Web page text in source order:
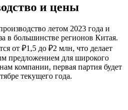
и цены
летом 2023 года и
в большинстве регионов Китая.
от ₽1,5 до ₽2 млн, что делает
предложением для широкого
компании, первая партия будет
текущего года.